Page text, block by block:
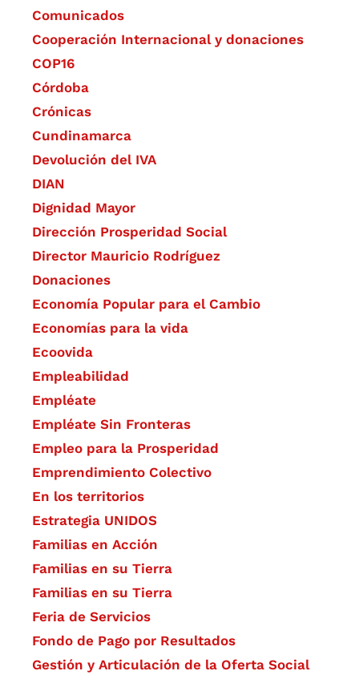
Comunicados
Cooperación Internacional y donaciones
COP16
Córdoba
Crónicas
Cundinamarca
Devolución del IVA
DIAN
Dignidad Mayor
Dirección Prosperidad Social
Director Mauricio Rodríguez
Donaciones
Economía Popular para el Cambio
Economías para la vida
Ecoovida
Empleabilidad
Empléate
Empléate Sin Fronteras
Empleo para la Prosperidad
Emprendimiento Colectivo
En los territorios
Estrategia UNIDOS
Familias en Acción
Familias en su Tierra
Familias en su Tierra
Feria de Servicios
Fondo de Pago por Resultados
Gestión y Articulación de la Oferta Social